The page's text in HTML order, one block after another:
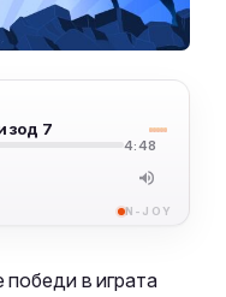
7
4:48
N-JOY
в играта